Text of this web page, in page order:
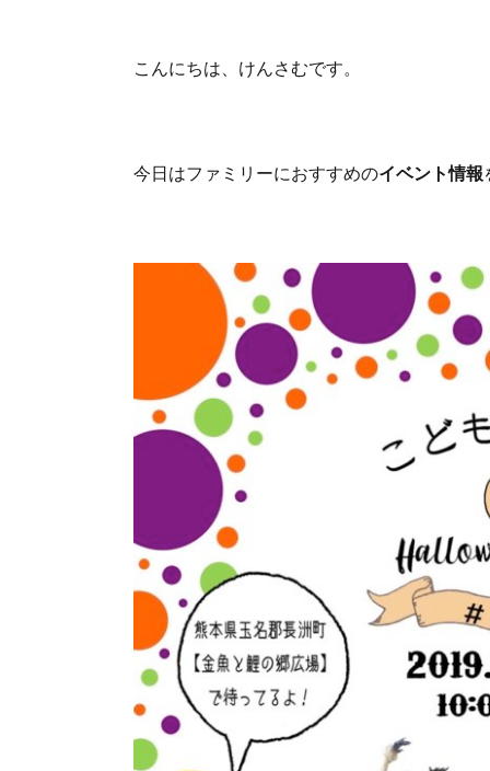
こんにちは、けんさむです。
今日はファミリーにおすすめのイベント情報